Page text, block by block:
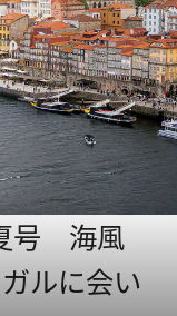
号 海風
ルに会い